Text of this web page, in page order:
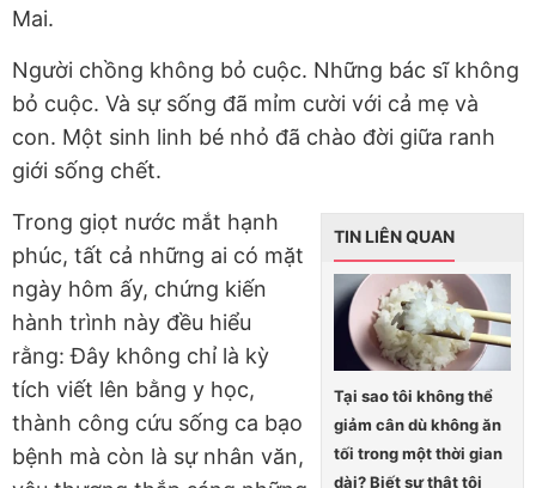
Mai.
Người chồng không bỏ cuộc. Những bác sĩ không
bỏ cuộc. Và sự sống đã mỉm cười với cả mẹ và
con. Một sinh linh bé nhỏ đã chào đời giữa ranh
giới sống chết.
TIN LIÊN QUAN
Tại sao tôi không thể
giảm cân dù không ăn
tối trong một thời gian
dài? Biết sự thật tôi
Trong giọt nước mắt hạnh
phúc, tất cả những ai có mặt
ngày hôm ấy, chứng kiến
hành trình này đều hiểu
rằng: Đây không chỉ là kỳ
tích viết lên bằng y học,
thành công cứu sống ca bạo
bệnh mà còn là sự nhân văn,